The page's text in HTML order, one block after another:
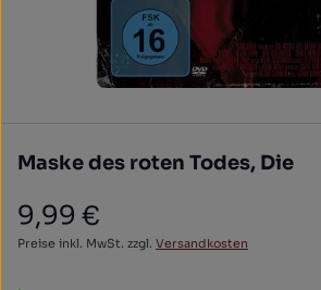
Maske des roten Todes, Die
Regulärer Preis:
9,99 €
Preise inkl. MwSt. zzgl. Versandkosten
.